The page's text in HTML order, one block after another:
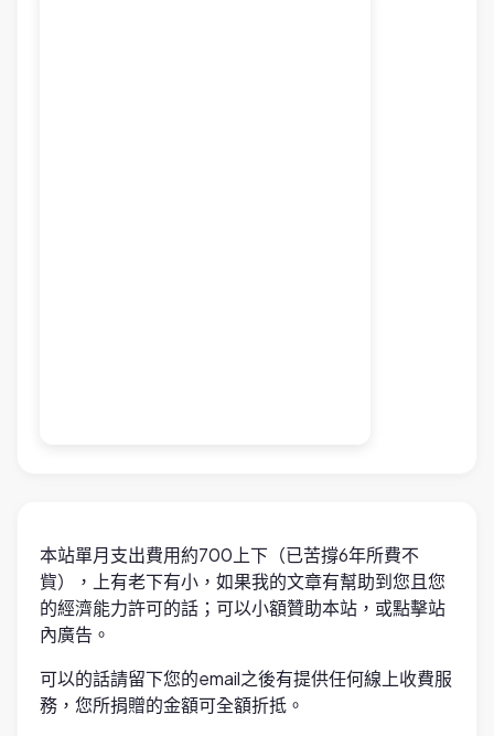
本站單月支出費用約700上下（已苦撐6年所費不
貲），上有老下有小，如果我的文章有幫助到您且您
的經濟能力許可的話；可以小額贊助本站，或點擊站
內廣告。
可以的話請留下您的email之後有提供任何線上收費服
務，您所捐贈的金額可全額折抵。